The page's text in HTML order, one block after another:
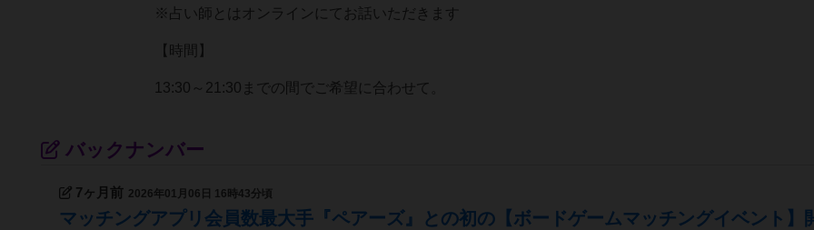
※占い師とはオンラインにてお話いただきます
【時間】
13:30～21:30までの間でご希望に合わせて。
バックナンバー
7ヶ月前 2026年01月06日 16時43分頃
マッチングアプリ会員数最大手『ペアーズ』との初の【ボードゲームマッチングイベント】